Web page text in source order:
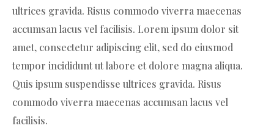
ultrices gravida. Risus commodo viverra maecenas
accumsan lacus vel facilisis. Lorem ipsum dolor sit
amet, consectetur adipiscing elit, sed do eiusmod
tempor incididunt ut labore et dolore magna aliqua.
Quis ipsum suspendisse ultrices gravida. Risus
commodo viverra maecenas accumsan lacus vel
facilisis.